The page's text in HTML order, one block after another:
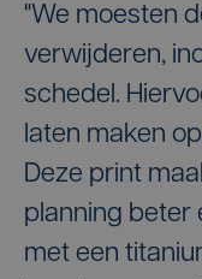
"We moesten
verwijderen,
schedel.
laten maken
Deze print
planning beter
met een